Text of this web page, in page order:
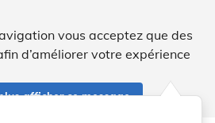
vous acceptez que des
d’améliorer votre expérience
afficher ce message